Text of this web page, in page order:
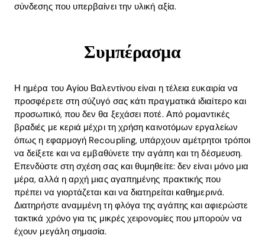
σύνδεσης που υπερβαίνει την υλική αξία.
Συμπέρασμα
Η ημέρα του Αγίου Βαλεντίνου είναι η τέλεια ευκαιρία να
προσφέρετε στη σύζυγό σας κάτι πραγματικά ιδιαίτερο και
προσωπικό, που δεν θα ξεχάσει ποτέ. Από ρομαντικές
βραδιές με κεριά μέχρι τη χρήση καινοτόμων εργαλείων
όπως η εφαρμογή Recoupling, υπάρχουν αμέτρητοι τρόποι
να δείξετε και να εμβαθύνετε την αγάπη και τη δέσμευση.
Επενδύστε στη σχέση σας και θυμηθείτε: δεν είναι μόνο μια
μέρα, αλλά η αρχή μιας αγαπημένης πρακτικής που
πρέπει να γιορτάζεται και να διατηρείται καθημερινά.
Διατηρήστε αναμμένη τη φλόγα της αγάπης και αφιερώστε
τακτικά χρόνο για τις μικρές χειρονομίες που μπορούν να
έχουν μεγάλη σημασία.